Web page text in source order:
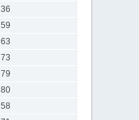
36
59
63
73
79
80
58